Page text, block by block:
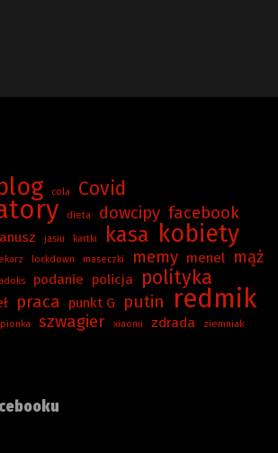
cola Covid
dieta dowcipy facebook
jasiu kartki kasa kobiety
lockdown maseczki memy menel mąż
podanie policja polityka
praca punkt G putin redmik
szwagier xiaomi zdrada
ziemniak